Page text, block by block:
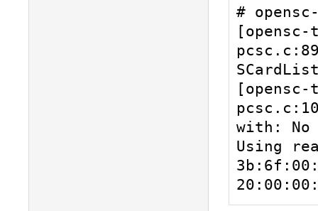
Looking
0x0020
Looking
0x003A
Looking
0x0C25
Looking
0x0002
#
with: No
Using